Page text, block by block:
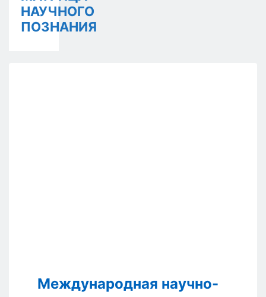
НАУЧНОГО
ПОЗНАНИЯ
Международная научно-